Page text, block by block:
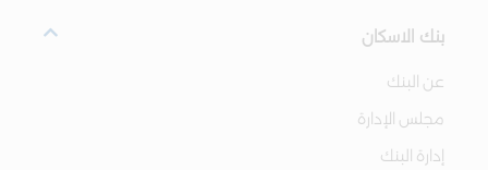
بنك الاسكان
عن البنك
مجلس الإدارة
إدارة البنك